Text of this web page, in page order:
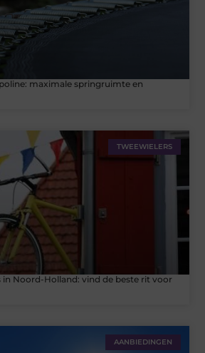
maximale springruimte en
TWEEWIELERS
in Noord-Holland: vind de beste rit voor
AANBIEDINGEN